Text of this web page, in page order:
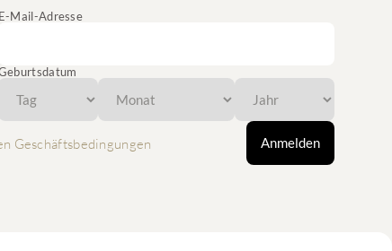
E-Mail-Adresse
Geschäftsbedingungen Anmelden